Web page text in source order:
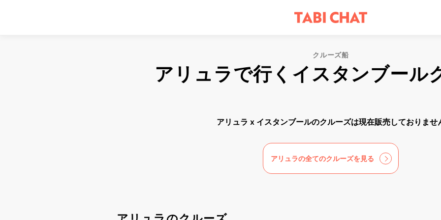
クルーズ船
アリュラで行くイスタンブール
アリュラ x イスタンブールのクルーズは現在販売しておりませ
アリュラの全てのクルーズを見る